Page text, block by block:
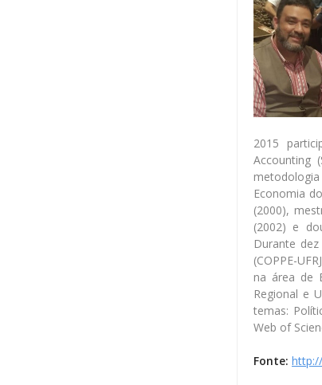
2015
Accounting
Economia
(2000),
(2002) e
Durante
(COPPE-
na área de
Regional e
temas:
Web of
Fonte: